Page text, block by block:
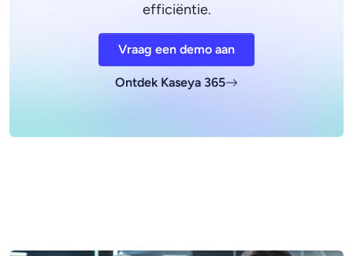
efficiëntie.
Vraag een demo aan
Ontdek Kaseya 365